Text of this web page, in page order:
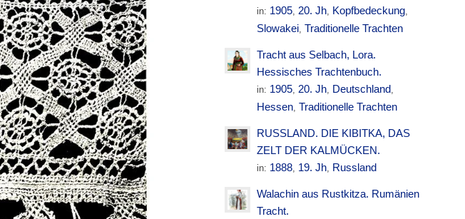
in: 1905,20. Jh, Kopfbedeckung,
Slowakei, Traditionelle Trachten
Tracht aus Selbach, Lora.
Hessisches Trachtenbuch.
in: 1905,20. Jh, Deutschland,
Hessen, Traditionelle Trachten
RUSSLAND. DIE KIBITKA, DAS
ZELT DER KALMÜCKEN.
in: 1888, 19. Jh, Russland
Walachin aus Rustkitza. Rumänien
Tracht.